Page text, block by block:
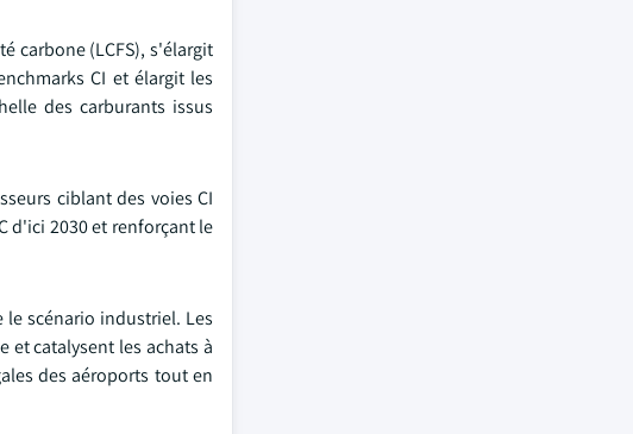
carbone (LCFS), s'élargit
CI et élargit les
des carburants issus
ciblant des voies CI
d'ici 2030 et renforçant le
scénario industriel. Les
catalysent les achats à
des aéroports tout en